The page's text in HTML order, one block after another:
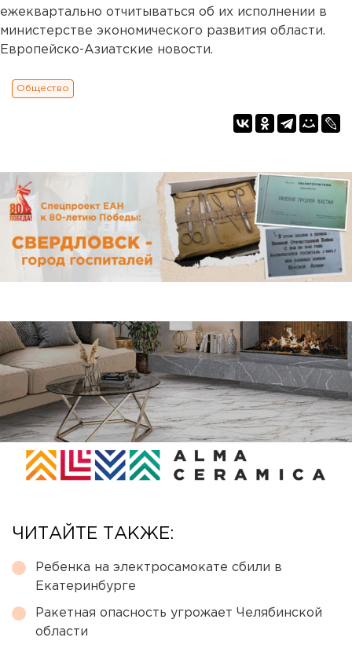
ежеквартально отчитываться об их исполнении в
министерстве экономического развития области.
Европейско-Азиатские новости.
Общество
ЧИТАЙТЕ ТАКЖЕ:
Ребенка на электросамокате сбили в
Екатеринбурге
Ракетная опасность угрожает Челябинской
области